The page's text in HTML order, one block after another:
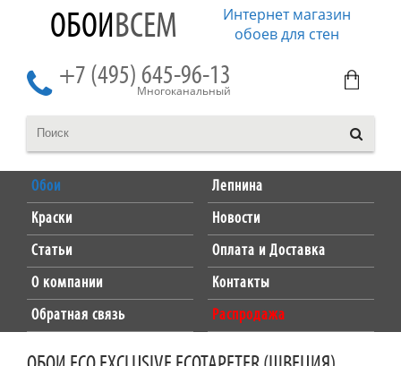
ОБОИВСЕМ
Интернет магазин
обоев для стен
+7 (495) 645-96-13
Многоканальный
Обои
Лепнина
Краски
Новости
Статьи
Оплата и Доставка
О компании
Контакты
Обратная связь
Распродажа